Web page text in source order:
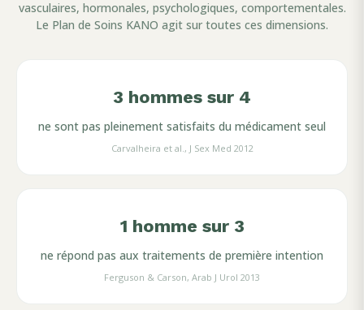
vasculaires, hormonales, psychologiques, comportementales.
Le Plan de Soins KANO agit sur toutes ces dimensions.
3 hommes sur 4
ne sont pas pleinement satisfaits du médicament seul
Carvalheira et al., J Sex Med 2012
1 homme sur 3
ne répond pas aux traitements de première intention
Ferguson & Carson, Arab J Urol 2013